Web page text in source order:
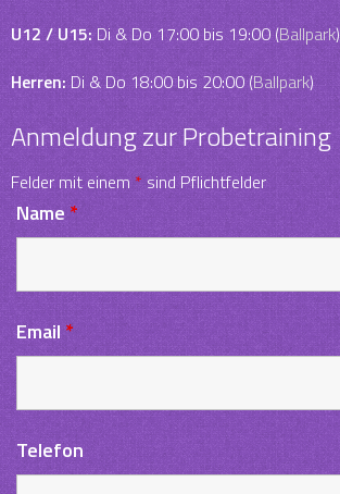
U12 / U15: Di & Do 17:00 bis 19:00 (Ballpark)
Herren:Di & Do 18:00 bis 20:00 (Ballpark)
Anmeldung zur Probetraining
Felder mit einem *sind Pflichtfelder
Name*
Email *
Telefon